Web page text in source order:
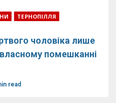
ТЕРНОПІЛЛЯ
чоловіка лише
власному помешканні
read